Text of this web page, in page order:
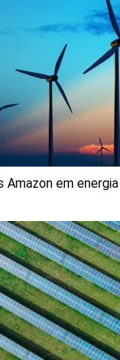
em